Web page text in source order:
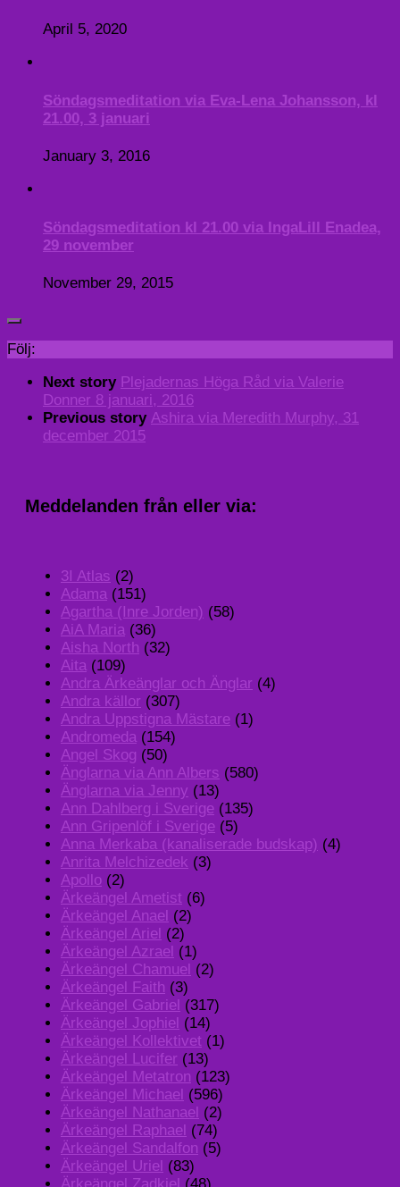
April 5, 2020
Söndagsmeditation via Eva-Lena Johansson, kl
21.00, 3 januari
January 3, 2016
Söndagsmeditation kl 21.00 via IngaLill Enadea,
29 november
November 29, 2015
Följ:
Next story Plejadernas Höga Råd via Valerie
Donner 8 januari, 2016
Previous story Ashira via Meredith Murphy, 31
december 2015
Meddelanden från eller via:
3I Atlas (2)
Adama (151)
Agartha (Inre Jorden) (58)
AiA Maria (36)
Aisha North (32)
Aita (109)
Andra Ärkeänglar och Änglar (4)
Andra källor (307)
Andra Uppstigna Mästare (1)
Andromeda (154)
Angel Skog (50)
Änglarna via Ann Albers (580)
Änglarna via Jenny (13)
Ann Dahlberg i Sverige (135)
Ann Gripenlöf i Sverige (5)
Anna Merkaba (kanaliserade budskap) (4)
Anrita Melchizedek (3)
Apollo (2)
Ärkeängel Ametist (6)
Ärkeängel Anael (2)
Ärkeängel Ariel (2)
Ärkeängel Azrael (1)
Ärkeängel Chamuel (2)
Ärkeängel Faith (3)
Ärkeängel Gabriel (317)
Ärkeängel Jophiel (14)
Ärkeängel Kollektivet (1)
Ärkeängel Lucifer (13)
Ärkeängel Metatron (123)
Ärkeängel Michael (596)
Ärkeängel Nathanael (2)
Ärkeängel Raphael (74)
Ärkeängel Sandalfon (5)
Ärkeängel Uriel (83)
Ärkeängel Zadkiel (48)